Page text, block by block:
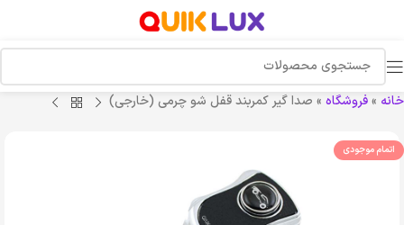
خانه »فروشگاه » صدا گیر کمربند قفل شو چرمی (خارجی)
اتمام موجودی